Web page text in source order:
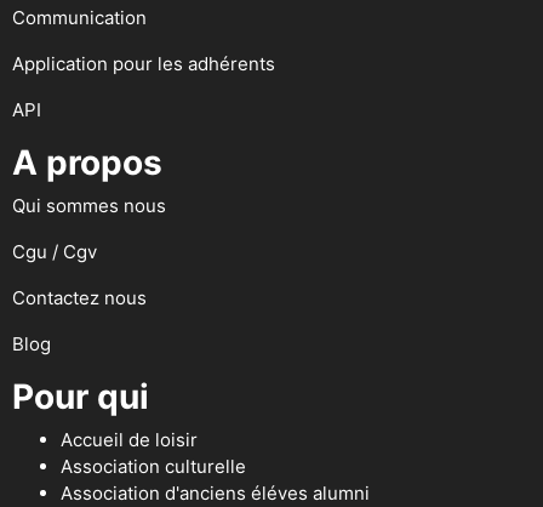
Communication
Application pour les adhérents
API
A propos
Qui sommes nous
Cgu / Cgv
Contactez nous
Blog
Pour qui
Accueil de loisir
Association culturelle
Association d'anciens éléves alumni